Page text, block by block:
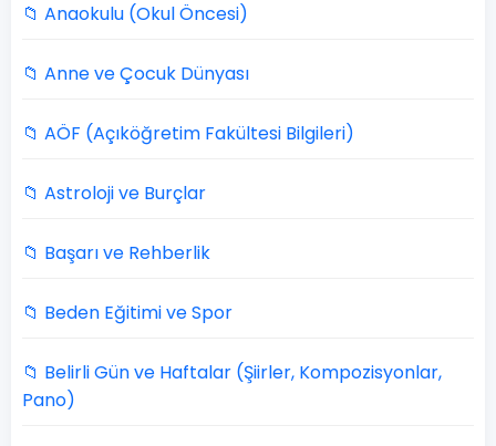
📁 Anaokulu (Okul Öncesi)
📁 Anne ve Çocuk Dünyası
📁 AÖF (Açıköğretim Fakültesi Bilgileri)
📁 Astroloji ve Burçlar
📁 Başarı ve Rehberlik
📁 Beden Eğitimi ve Spor
📁 Belirli Gün ve Haftalar (Şiirler, Kompozisyonlar,
Pano)